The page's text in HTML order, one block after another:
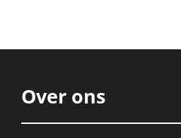
Over ons